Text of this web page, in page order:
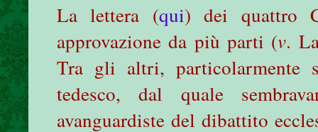
La lettera (qui) dei quattro
approvazione da più parti (v.
Tra gli altri, particolarmente
tedesco, dal quale
avanguardiste del dibattito